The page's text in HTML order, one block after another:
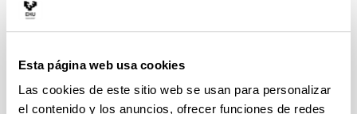
Esta página web usa cookies
Las cookies de este sitio web se usan para personalizar
el contenido y los anuncios, ofrecer funciones de redes
Perfil académico
Graduado en Historia por la Universidad de Oviedo y
UNED.